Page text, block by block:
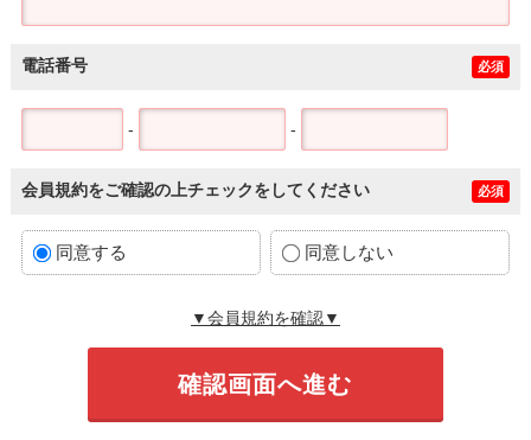
電話番号 必須
- -
会員規約をご確認の上チェックをしてください 必須
同意する 同意しない
▼会員規約を確認▼